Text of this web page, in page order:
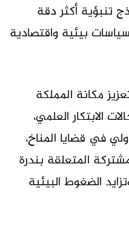
تنبؤية أكثر دقة
بيئية واقتصادية
مكانة المملكة
الابتكار العلمي،
في قضايا المناخ،
المتعلقة بندرة
الضغوط البيئية